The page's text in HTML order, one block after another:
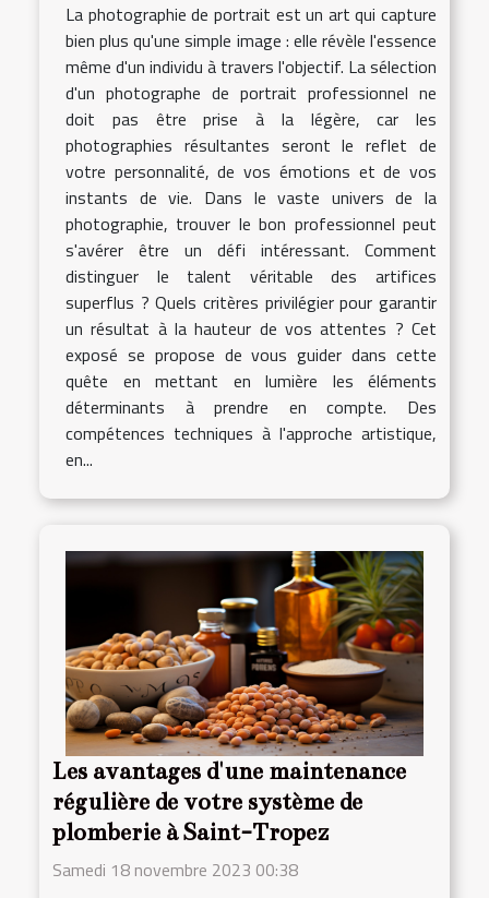
La photographie de portrait est un art qui capture
bien plus qu'une simple image : elle révèle l'essence
même d'un individu à travers l'objectif. La sélection
d'un photographe de portrait professionnel ne
doit pas être prise à la légère, car les
photographies résultantes seront le reflet de
votre personnalité, de vos émotions et de vos
instants de vie. Dans le vaste univers de la
photographie, trouver le bon professionnel peut
s'avérer être un défi intéressant. Comment
distinguer le talent véritable des artifices
superflus ? Quels critères privilégier pour garantir
un résultat à la hauteur de vos attentes ? Cet
exposé se propose de vous guider dans cette
quête en mettant en lumière les éléments
déterminants à prendre en compte. Des
compétences techniques à l'approche artistique,
en...
Les avantages d'une maintenance
régulière de votre système de
plomberie à Saint-Tropez
Samedi 18 novembre 2023 00:38